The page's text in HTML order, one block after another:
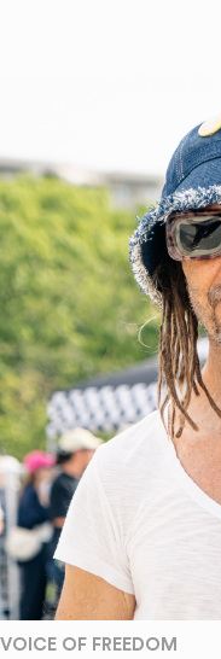
VOICE OF FREEDOM